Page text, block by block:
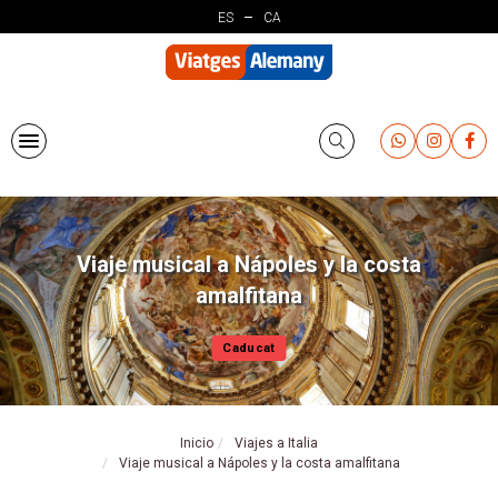
al
ES CA
Caducat
Viaje musical a Nápoles y la costa
amalfitana
Inicio
Viajes a Italia
Viaje musical a Nápoles y la costa amalfitana